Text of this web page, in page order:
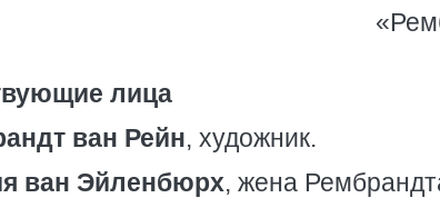
лица
ван Рейн, художник.
ван Эйленбюрх, жена